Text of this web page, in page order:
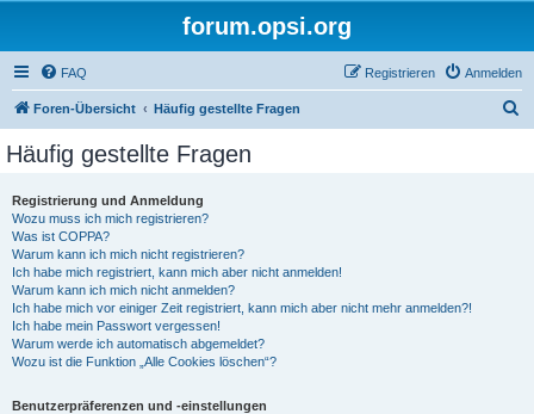
forum.opsi.org
FAQ Anmelden
Registrieren
Foren-Übersicht Häufig gestellte Fragen
Häufig gestellte Fragen
Registrierung und Anmeldung
Wozu muss ich mich registrieren?
Was ist COPPA?
Warum kann ich mich nicht registrieren?
Ich habe mich registriert, kann mich aber nicht anmelden!
Warum kann ich mich nicht anmelden?
Ich habe mich vor einiger Zeit registriert, kann mich aber nicht mehr anmelden?!
Ich habe mein Passwort vergessen!
Warum werde ich automatisch abgemeldet?
Wozu ist die Funktion „Alle Cookies löschen“?
Benutzerpräferenzen und -einstellungen